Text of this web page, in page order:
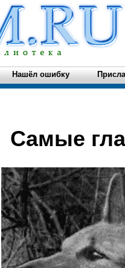
Нашёл ошибку
Самые